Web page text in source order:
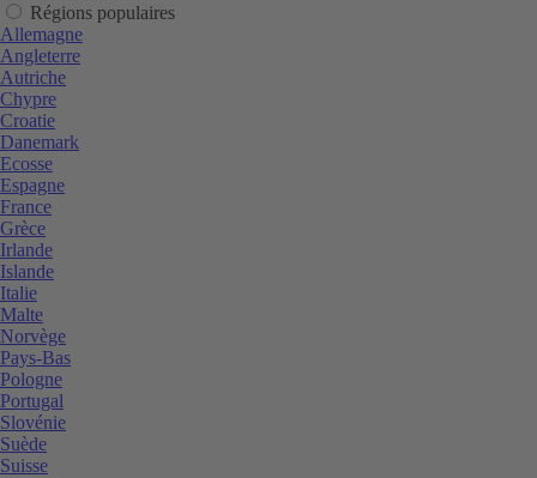
Régions populaires
Allemagne
Angleterre
Autriche
Chypre
Croatie
Danemark
Ecosse
Espagne
France
Grèce
Irlande
Islande
Italie
Malte
Norvège
Pays-Bas
Pologne
Portugal
Slovénie
Suède
Suisse